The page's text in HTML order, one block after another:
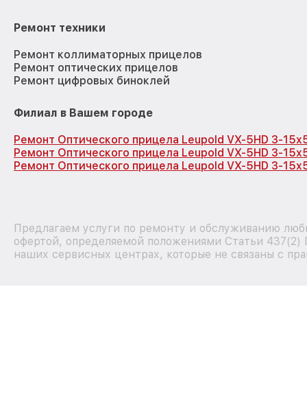
Ремонт техники
Ремонт коллиматорных прицелов
Ремонт оптических прицелов
Ремонт цифровых биноклей
Филиал в Вашем городе
Ремонт Оптического прицела Leupold VX-5HD 3-
Ремонт Оптического прицела Leupold VX-5HD 3-
Ремонт Оптического прицела Leupold VX-5HD 3-
Предлагаем услуги по ремонту и обслуживанию
офертой, определяемой положениями Статьи 437(2)
наших сервисных центрах, которые не связаны с